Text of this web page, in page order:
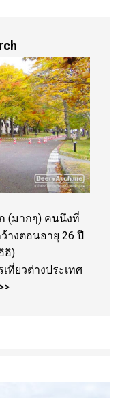
(มากๆ) คนนึงที่
างตอนอายุ 26 ปี
อิ)
ที่ยวต่างประเทศ